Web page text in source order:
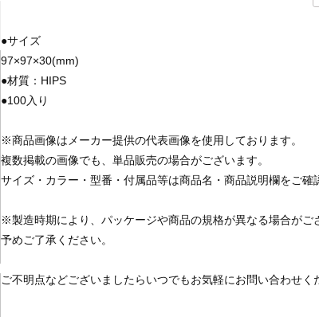
●サイズ
97×97×30(mm)
●材質：HIPS
●100入り
※商品画像はメーカー提供の代表画像を使用しております。
複数掲載の画像でも、単品販売の場合がございます。
サイズ・カラー・型番・付属品等は商品名・商品説明欄をご確
※製造時期により、パッケージや商品の規格が異なる場合がご
予めご了承ください。
ご不明点などございましたらいつでもお気軽にお問い合わせく